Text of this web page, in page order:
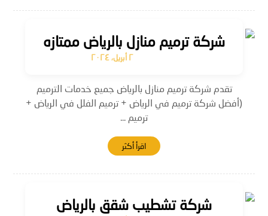
شركة ترميم منازل بالرياض ممتازه
٢ أبريل، ٢٠٢٤
تقدم شركة ترميم منازل بالرياض جميع خدمات الترميم
(أفضل شركة ترميم في الرياض + ترميم الفلل في الرياض +
ترميم ...
اقرأ أكثر
شركة تشطيب شقق بالرياض